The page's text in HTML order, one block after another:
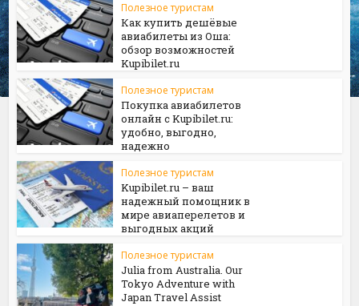
Полезное туристам
Как купить дешёвые
авиабилеты из Оша:
обзор возможностей
Kupibilet.ru
Полезное туристам
Покупка авиабилетов
онлайн с Kupibilet.ru:
удобно, выгодно,
надежно
Полезное туристам
Kupibilet.ru – ваш
надежный помощник в
мире авиаперелетов и
выгодных акций
Полезное туристам
Julia from Australia. Our
Tokyo Adventure with
Japan Travel Assist